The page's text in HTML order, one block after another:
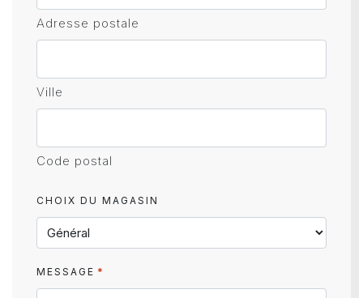
Adresse postale
Ville
Code postal
CHOIX DU MAGASIN
MESSAGE *